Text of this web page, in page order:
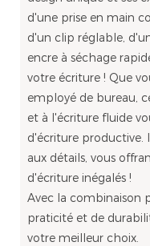
d'une prise en main
d'un clip réglable,
encre à séchage
votre écriture ! Que
employé de bureau,
et à l'écriture fluide
d'écriture productive.
aux détails, vous
d'écriture inégalés !
Avec la combinaison
praticité et de
votre meilleur choix.